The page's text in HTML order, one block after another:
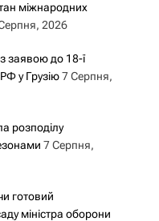
міжнародних
2026
заявою до 18-ї
у Грузію 7 Серпня,
розподілу
7 Серпня,
готовий
міністра оборони